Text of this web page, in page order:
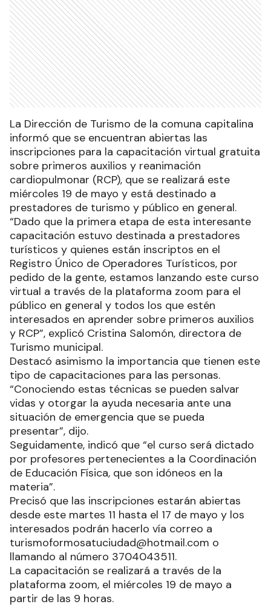
La Dirección de Turismo de la comuna capitalina
informó que se encuentran abiertas las
inscripciones para la capacitación virtual gratuita
sobre primeros auxilios y reanimación
cardiopulmonar (RCP), que se realizará este
miércoles 19 de mayo y está destinado a
prestadores de turismo y público en general.
“Dado que la primera etapa de esta interesante
capacitación estuvo destinada a prestadores
turísticos y quienes están inscriptos en el
Registro Único de Operadores Turísticos, por
pedido de la gente, estamos lanzando este curso
virtual a través de la plataforma zoom para el
público en general y todos los que estén
interesados en aprender sobre primeros auxilios
y RCP”, explicó Cristina Salomón, directora de
Turismo municipal.
Destacó asimismo la importancia que tienen este
tipo de capacitaciones para las personas.
“Conociendo estas técnicas se pueden salvar
vidas y otorgar la ayuda necesaria ante una
situación de emergencia que se pueda
presentar”, dijo.
Seguidamente, indicó que “el curso será dictado
por profesores pertenecientes a la Coordinación
de Educación Física, que son idóneos en la
materia”.
Precisó que las inscripciones estarán abiertas
desde este martes 11 hasta el 17 de mayo y los
interesados podrán hacerlo vía correo a
turismoformosatuciudad@hotmail.com o
llamando al número 3704043511.
La capacitación se realizará a través de la
plataforma zoom, el miércoles 19 de mayo a
partir de las 9 horas.